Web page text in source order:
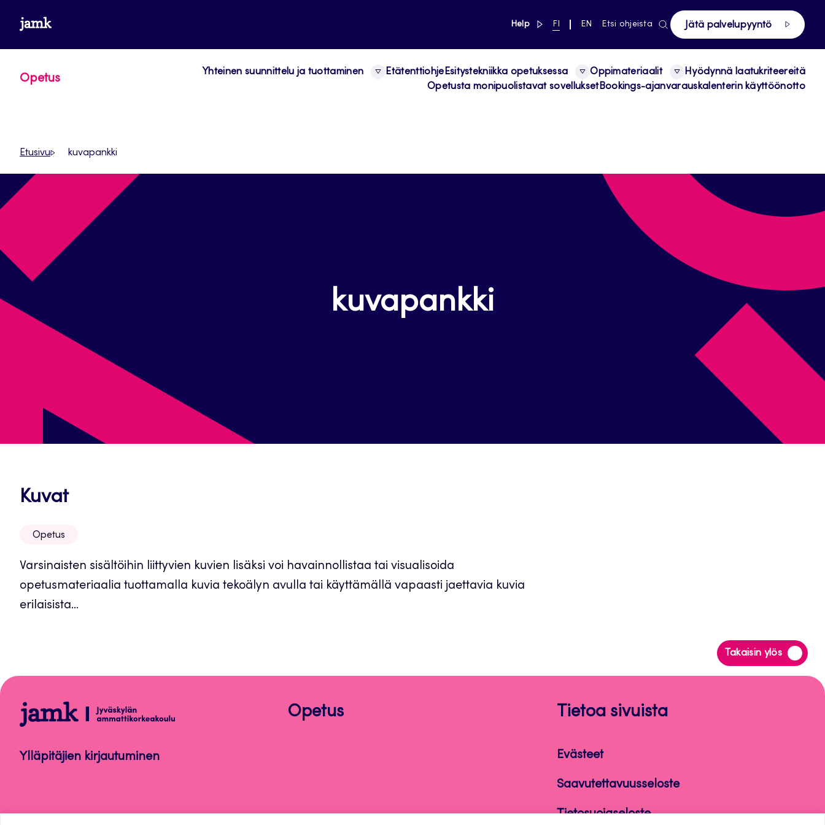
suoraan
sisältöön
www.jamk.fi Help linkki pääsivustolle
NYKYINEN
FI
VAIHDA
EN Etsi ohjeista Jätä palvelupyyntö
Opetus
Yhteinen suunnittelu ja tuottaminen Etätenttiohje Esitystekniikka opetuksessa Oppimateriaalit
Hyödynnä laatukriteereitä
Opetusta monipuolistavat sovelluksetBookings-ajanvarauskalenterin käyttöönotto
Etusivu kuvapankki
kuvapankki
KuvatAvautuu
Opetus
Varsinaisten sisältöihin liittyvien kuvien lisäksi voi havainnollistaa tai visualisoida
opetusmateriaalia tuottamalla kuvia tekoälyn avulla tai käyttämällä vapaasti jaettavia kuvia
erilaisista...
Takaisin ylös
Siirry
takaisin
Opetus
Ylläpitäjien kirjautuminen
Opetus Tietoa sivuista
Evästeet
Saavutettavuusseloste
Tietosuojaseloste